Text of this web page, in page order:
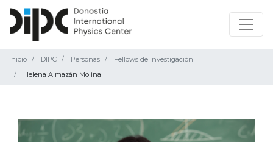
Inicio DIPC Personas
Fellows de Investigación
Helena Almazán Molina